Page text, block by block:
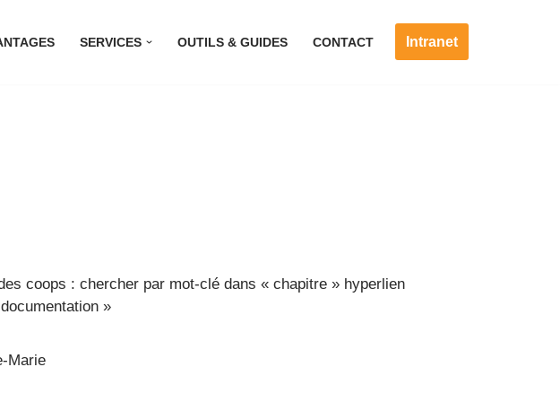
SERVICES OUTILS & GUIDES CONTACT Intranet
coops : chercher par mot-clé dans « chapitre » hyperlien
»
Marie